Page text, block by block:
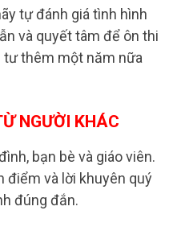
tự đánh giá tình hình
và quyết tâm để ôn thi
tư thêm một năm nữa
NGƯỜI KHÁC
bạn bè và giáo viên.
điểm và lời khuyên quý
đúng đắn.